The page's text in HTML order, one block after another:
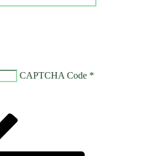
CAPTCHA Code *